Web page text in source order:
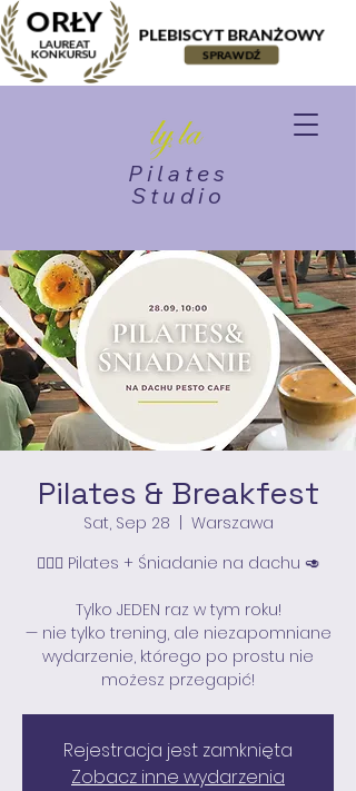
Pilates
Studio
Pilates & Breakfest
Sat, Sep 28
Warszawa
🧘🏻‍♀️ Pilates + Śniadanie na dachu 🥑
Tylko JEDEN raz w tym roku!
— nie tylko trening, ale niezapomniane
wydarzenie, którego po prostu nie
Rejestracja jest zamknięta
Zobacz inne wydarzenia